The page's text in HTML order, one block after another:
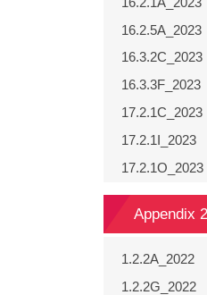
16.2.5A_2023
16.3.2C_2023
16.3.3F_2023
17.2.1C_2023
17.2.1I_2023
17.2.1O_2023
Appendix
1.2.2A_2022
1.2.2G_2022